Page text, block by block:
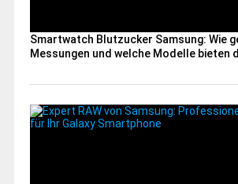
Smartwatch Blutzucker Samsung: Wie
Messungen und welche Modelle bieten